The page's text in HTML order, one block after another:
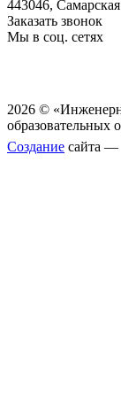
443046,
Заказать звонок
Мы в соц. сетях
2026 ©
образовательных
Создание сайта —